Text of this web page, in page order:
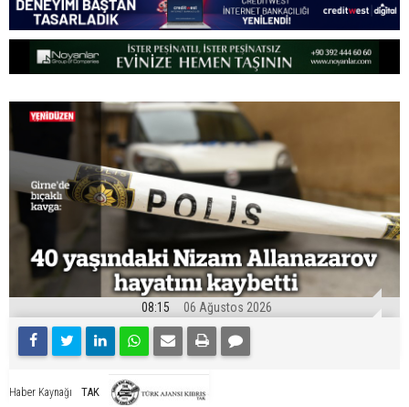
08:15 06 Ağustos 2026
Haber Kaynağı TAK